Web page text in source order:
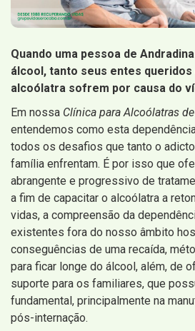
Quando uma pessoa de
álcool, tanto seus entes
alcoólatra sofrem por causa do
Em nossa Clínica para Alcoólatras
entendemos como esta
todos os desafios que tanto o
família enfrentam. É por isso que
abrangente e progressivo de
a fim de capacitar o alcoólatra a
vidas, a compreensão da
existentes fora do nosso âmbito
conseguências de uma recaída,
para ficar longe do álcool, além, de
suporte para os familiares, que
fundamental, principalmente na
pós-internação.